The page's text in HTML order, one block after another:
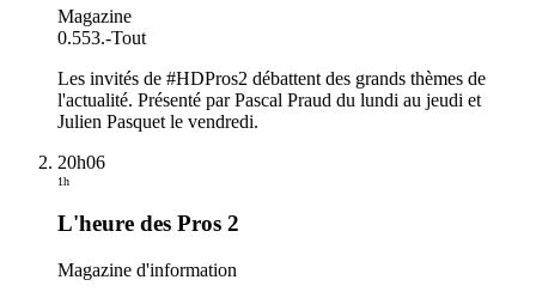
Magazine
0.553.-Tout
Les invités de #HDPros2 débattent des grands thèmes de
l'actualité. Présenté par Pascal Praud du lundi au jeudi et
Julien Pasquet le vendredi.
20h06
1h
L'heure des Pros 2
Magazine d'information